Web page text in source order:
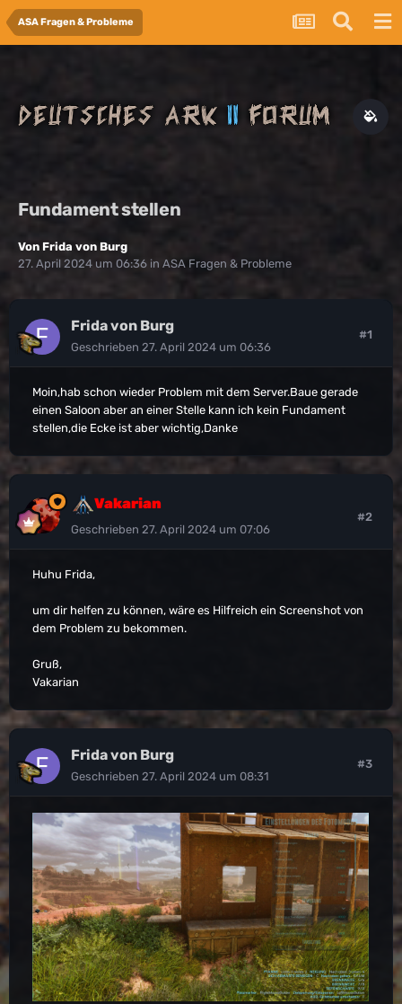
ASA Fragen & Probleme
Fundament stellen
Von Frida von Burg
27. April 2024 um 06:36 in ASA Fragen & Probleme
Frida von Burg
Geschrieben 27. April 2024 um 06:36
#1
Moin,hab schon wieder Problem mit dem Server.Baue gerade
einen Saloon aber an einer Stelle kann ich kein Fundament
stellen,die Ecke ist aber wichtig,Danke
Vakarian
Geschrieben 27. April 2024 um 07:06
#2
Huhu Frida,
um dir helfen zu können, wäre es Hilfreich ein Screenshot von
dem Problem zu bekommen.
Gruß,
Vakarian
Frida von Burg
Geschrieben 27. April 2024 um 08:31
#3